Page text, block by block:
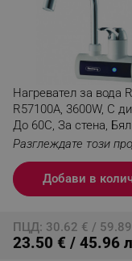
Нагревател за вода
R57100A, 3600W, С
До 60C, За стена, Бял
Разглеждате този
Добави в
ПЦД: 30.62 € /
23.50 € / 45.96
_nzm_id_92166-7699
_sgf_session_id
_sgf_test_mode
_sgf_tracking
_sgf_delayed_actions,